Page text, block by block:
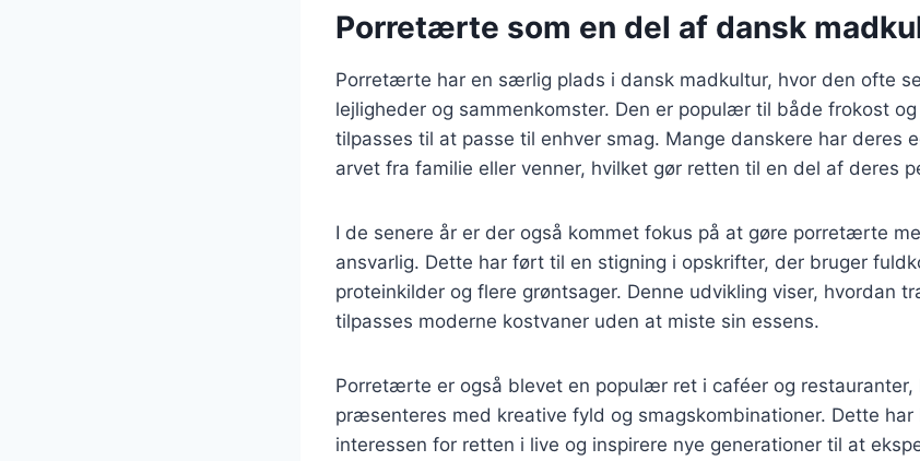
Porretærte som en del af dansk
Porretærte har en særlig plads i dansk madkultur, hvor den ofte
lejligheder og sammenkomster. Den er populær til både frokost
tilpasses til at passe til enhver smag. Mange danskere har deres
arvet fra familie eller venner, hvilket gør retten til en del af deres
I de senere år er der også kommet fokus på at gøre porretærte
ansvarlig. Dette har ført til en stigning i opskrifter, der bruger
proteinkilder og flere grøntsager. Denne udvikling viser, hvordan
tilpasses moderne kostvaner uden at miste sin essens.
Porretærte er også blevet en populær ret i caféer og restauranter,
præsenteres med kreative fyld og smagskombinationer. Dette
interessen for retten i live og inspirere nye generationer til at